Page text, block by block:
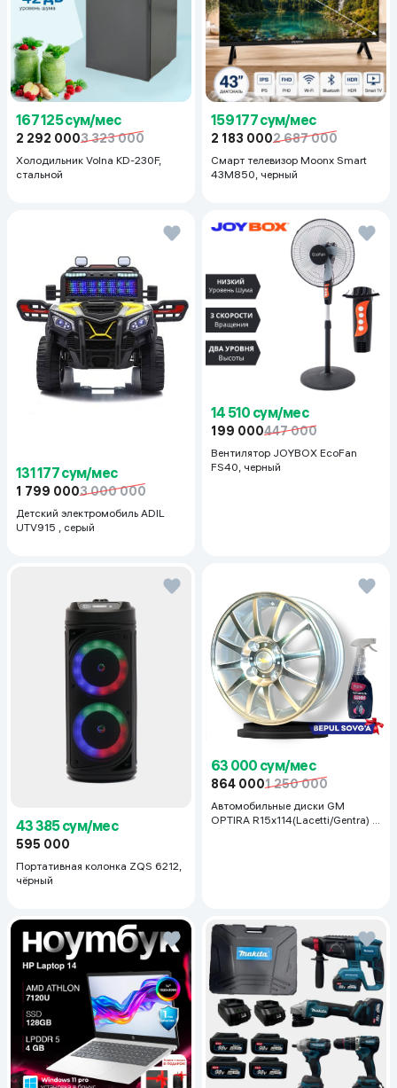
167 125 сум/мес
2 292 0003 323 000
Холодильник Volna KD-230F,
стальной
159 177 сум/мес
2 183 0002 687 000
Смарт телевизор Moonx Smart
43M850, черный
131 177 сум/мес
1 799 0003 000 000
Детский электромобиль ADIL
UTV915 , серый
14 510 сум/мес
199 000447 000
Вентилятор JOYBOX EcoFan
FS40, черный
43 385 сум/мес
595 000
Портативная колонка ZQS 6212,
чёрный
63 000 сум/мес
864 0001 250 000
Автомобильные диски GM
OPTIRA R15x114(Lacetti/Gentra) 1